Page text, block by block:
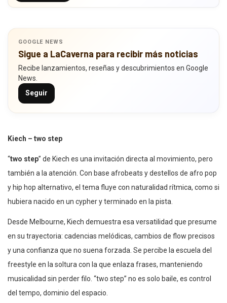
GOOGLE NEWS
Sigue a LaCaverna para recibir más noticias
Recibe lanzamientos, reseñas y descubrimientos en Google
News.
Seguir
Kiech – two step
“two step” de Kiech es una invitación directa al movimiento, pero
también a la atención. Con base afrobeats y destellos de afro pop
y hip hop alternativo, el tema fluye con naturalidad rítmica, como si
hubiera nacido en un cypher y terminado en la pista.
Desde Melbourne, Kiech demuestra esa versatilidad que presume
en su trayectoria: cadencias melódicas, cambios de flow precisos
y una confianza que no suena forzada. Se percibe la escuela del
freestyle en la soltura con la que enlaza frases, manteniendo
musicalidad sin perder filo. “two step” no es solo baile, es control
del tempo, dominio del espacio.